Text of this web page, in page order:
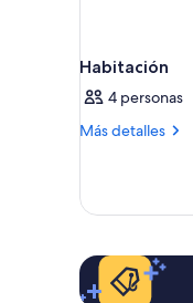
Habitación
4 personas
Más detalles
Más